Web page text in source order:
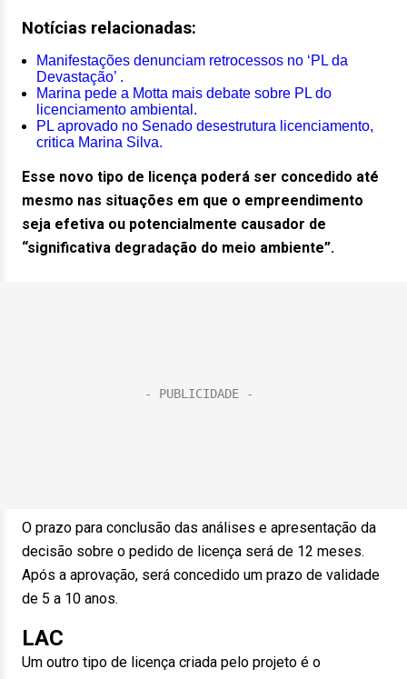
Notícias relacionadas:
Manifestações denunciam retrocessos no ‘PL da
Devastação’ .
Marina pede a Motta mais debate sobre PL do
licenciamento ambiental.
PL aprovado no Senado desestrutura licenciamento,
critica Marina Silva.
Esse novo tipo de licença poderá ser concedido até
mesmo nas situações em que o empreendimento
seja efetiva ou potencialmente causador de
“significativa degradação do meio ambiente”.
O prazo para conclusão das análises e apresentação da
decisão sobre o pedido de licença será de 12 meses.
Após a aprovação, será concedido um prazo de validade
de 5 a 10 anos.
LAC
Um outro tipo de licença criada pelo projeto é o